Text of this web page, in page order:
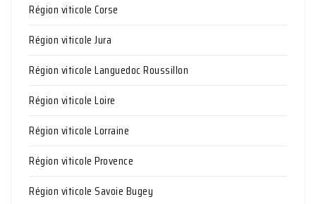
Région viticole Corse
Région viticole Jura
Région viticole Languedoc Roussillon
Région viticole Loire
Région viticole Lorraine
Région viticole Provence
Région viticole Savoie Bugey